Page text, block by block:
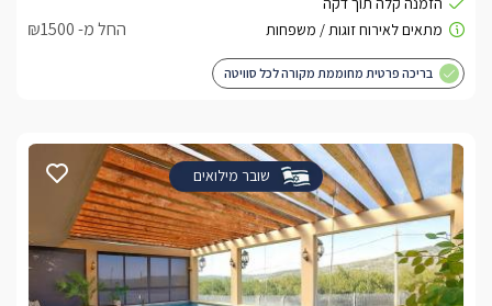
החל מ- ₪1500
בריכה פרטית מחוממת מקורה לכל סוויטה
שובר מילואים